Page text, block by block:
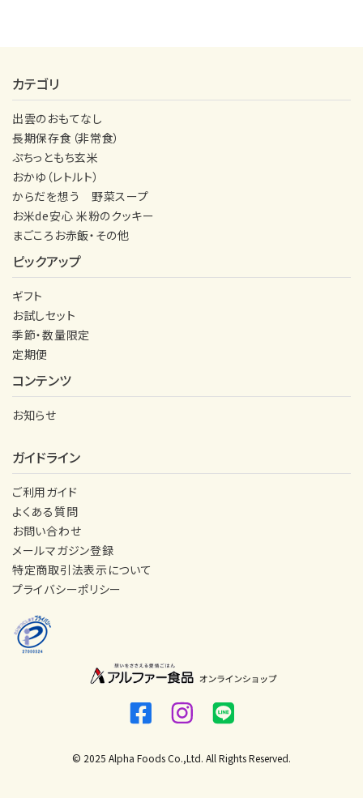
カテゴリ
出雲のおもてなし
長期保存食（非常食）
ぷちっともち玄米
おかゆ（レトルト）
からだを想う 野菜スープ
お米de安心 米粉のクッキー
まごころお赤飯・その他
ピックアップ
ギフト
お試しセット
季節・数量限定
定期便
コンテンツ
お知らせ
ガイドライン
ご利用ガイド
よくある質問
お問い合わせ
メールマガジン登録
特定商取引法表示について
プライバシーポリシー
© 2025 Alpha Foods Co.,Ltd. All Rights Reserved.